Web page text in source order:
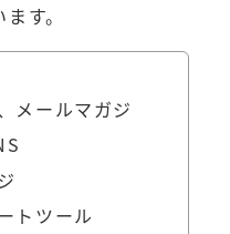
す。
メールマガジ
トツール